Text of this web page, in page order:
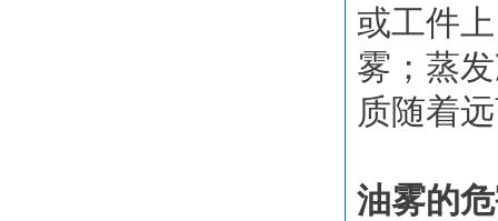
或工件
雾；蒸
质随着
油雾的